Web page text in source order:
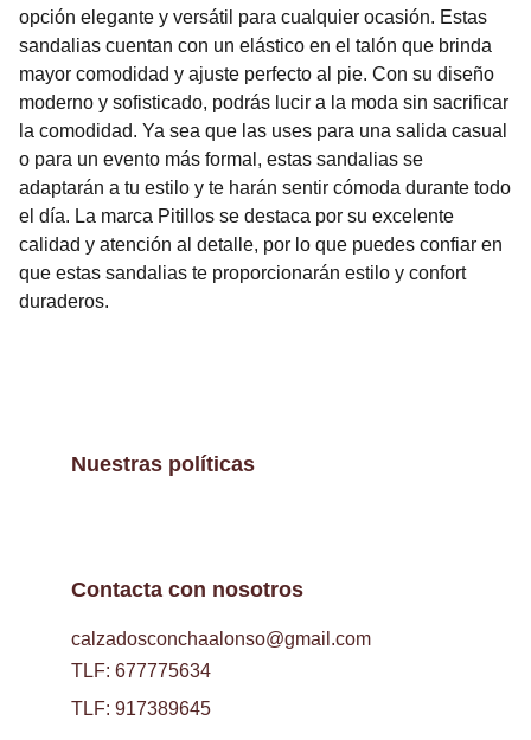
opción elegante y versátil para cualquier ocasión. Estas
sandalias cuentan con un elástico en el talón que brinda
mayor comodidad y ajuste perfecto al pie. Con su diseño
moderno y sofisticado, podrás lucir a la moda sin sacrificar
la comodidad. Ya sea que las uses para una salida casual
o para un evento más formal, estas sandalias se
adaptarán a tu estilo y te harán sentir cómoda durante todo
el día. La marca Pitillos se destaca por su excelente
calidad y atención al detalle, por lo que puedes confiar en
que estas sandalias te proporcionarán estilo y confort
duraderos.
Contacta con nosotros
calzadosconchaalonso@gmail.com
Nuestras políticas
TLF: 677775634
TLF: 917389645